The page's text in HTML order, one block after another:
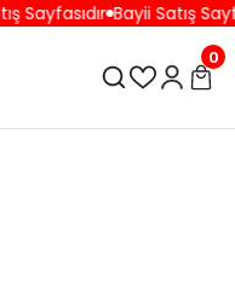
Bayii Satış
0